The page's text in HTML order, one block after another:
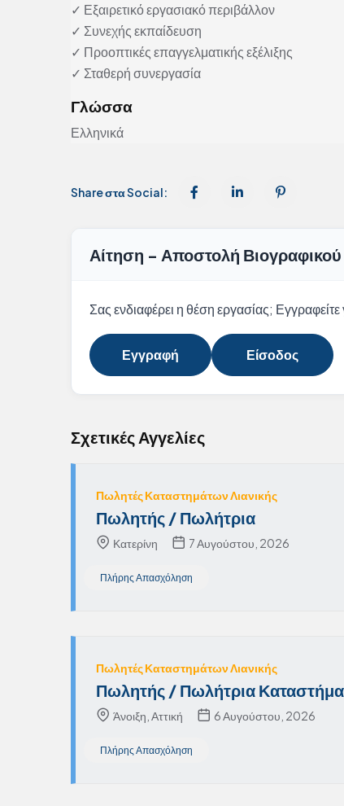
✓ Εξαιρετικό εργασιακό περιβάλλον
✓ Συνεχής εκπαίδευση
✓ Προοπτικές επαγγελματικής εξέλιξης
✓ Σταθερή συνεργασία
Γλώσσα
Ελληνικά
Share στα Social:
Αίτηση - Αποστολή Βιογραφικού
Σας ενδιαφέρει η θέση εργασίας; Εγγραφείτε
Εγγραφή Είσοδος
Σχετικές Αγγελίες
Πωλητές Καταστημάτων Λιανικής
Πωλητής / Πωλήτρια
Κατερίνη 7 Αυγούστου, 2026
Πλήρης Απασχόληση
Πωλητές Καταστημάτων Λιανικής
Πωλητής / Πωλήτρια
Άνοιξη, Αττική 6 Αυγούστου, 2026
Πλήρης Απασχόληση